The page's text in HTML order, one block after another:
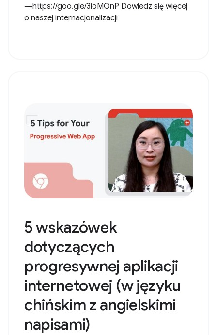
→https://goo.gle/3ioMOnP Dowiedz się więcej
o naszej internacjonalizacji
5 wskazówek
dotyczących
progresywnej aplikacji
internetowej (w języku
chińskim z angielskimi
napisami)